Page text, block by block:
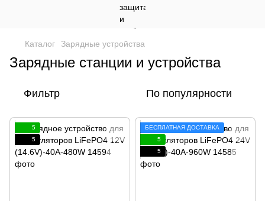
Каталог Зарядные устройства
Зарядные станции и устройства
Фильтр По популярности
5
5
БЕСПЛАТНАЯ ДОСТАВКА
5
5